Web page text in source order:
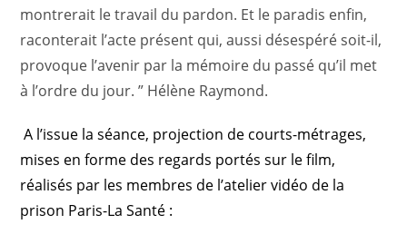
montrerait le travail du pardon. Et le paradis enfin,
raconterait l’acte présent qui, aussi désespéré soit-il,
provoque l’avenir par la mémoire du passé qu’il met
à l’ordre du jour. ” Hélène Raymond.
A l’issue la séance, projection de courts-métrages,
mises en forme des regards portés sur le film,
réalisés par les membres de l’atelier vidéo de la
prison Paris-La Santé :